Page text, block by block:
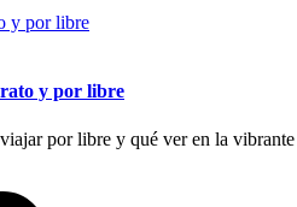
y por libre
por libre y qué ver en la